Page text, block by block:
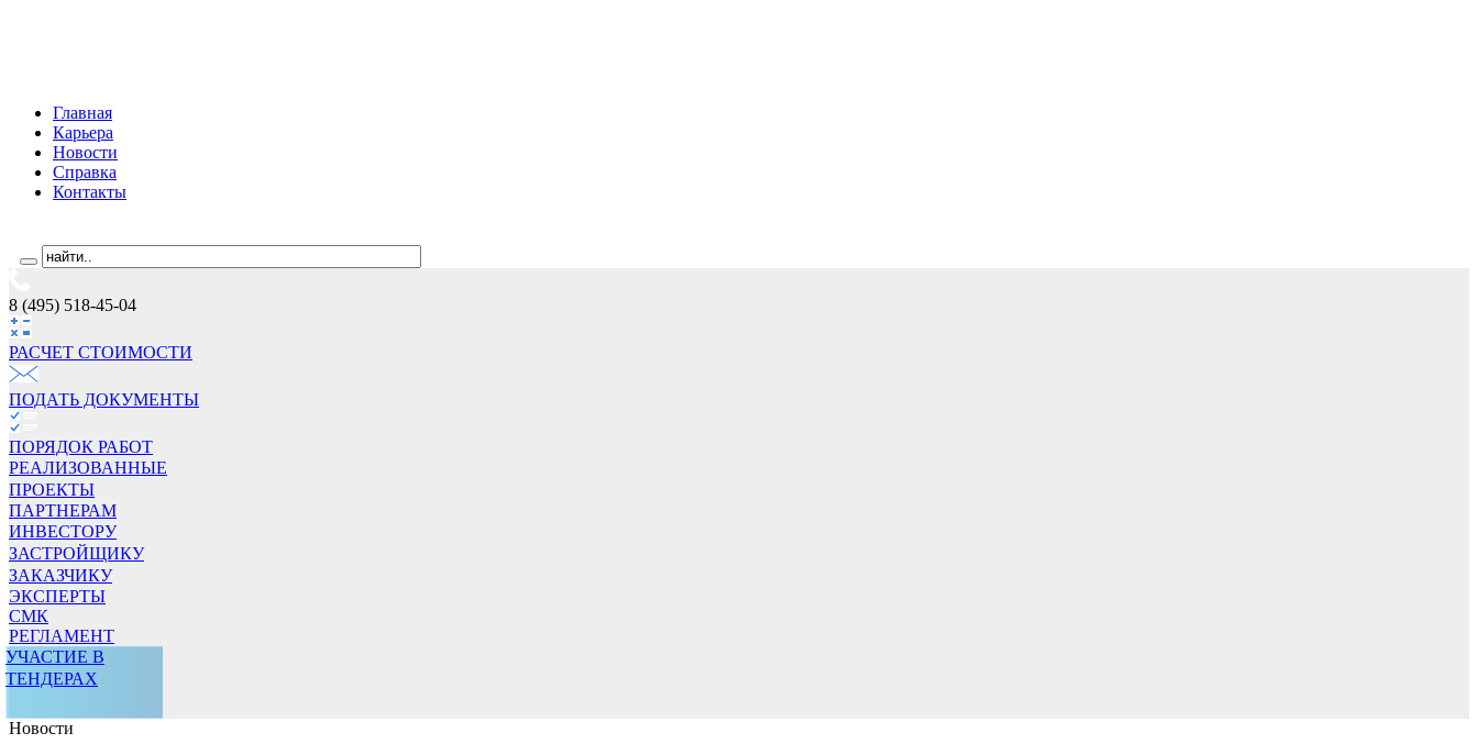
Главная
Карьера
Новости
Справка
Контакты
8 (495) 518-45-04
РАСЧЕТ СТОИМОCТИ
ПОДАТЬ ДОКУМЕНТЫ
ПОРЯДОК РАБОТ
РЕАЛИЗОВАННЫЕ
ПРОЕКТЫ
ПАРТНЕРАМ
ИНВЕСТОРУ
ЗАСТРОЙЩИКУ
ЗАКАЗЧИКУ
ЭКСПЕРТЫ
СМК
РЕГЛАМЕНТ
УЧАСТИЕ В
ТЕНДЕРАХ
Новости